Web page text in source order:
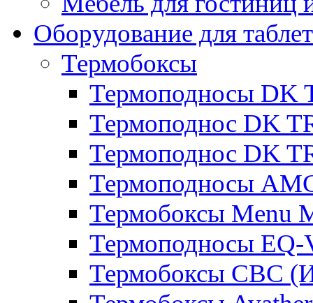
Оборудование для
Термобоксы
Термоподносы DK
Термоподнос DK
Термоподнос DK
Термоподносы
Термобоксы Menu
Термоподносы EQ-
Термобоксы CBC